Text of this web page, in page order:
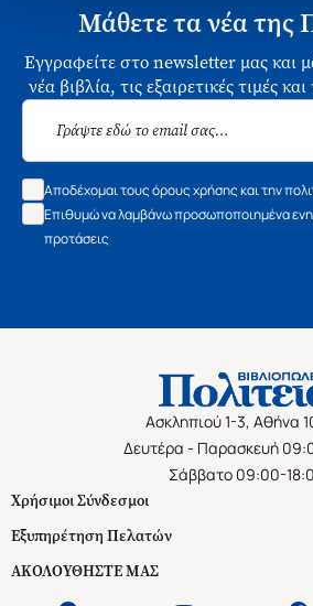
Μάθετε τα νέα της
Εγγραφείτε στο newsletter μας και
νέα βιβλία, τις εξαιρετικές τιμές
Αποδέχομαι τους όρους χρήσης και την
Επιθυμώ να λαμβάνω προσωποποιημένα
προτάσεις
Ασκληπιού 1-3, Αθήνα
Δευτέρα - Παρασκευή
Σάββατο 09:00-
Χρήσιμοι Σύνδεσμοι
Εξυπηρέτηση Πελατών
ΑΚΟΛΟΥΘΗΣΤΕ ΜΑΣ